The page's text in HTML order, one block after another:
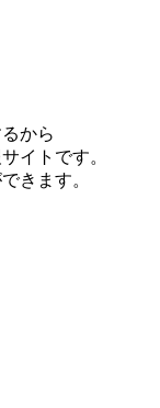
から
イトです。
きます。